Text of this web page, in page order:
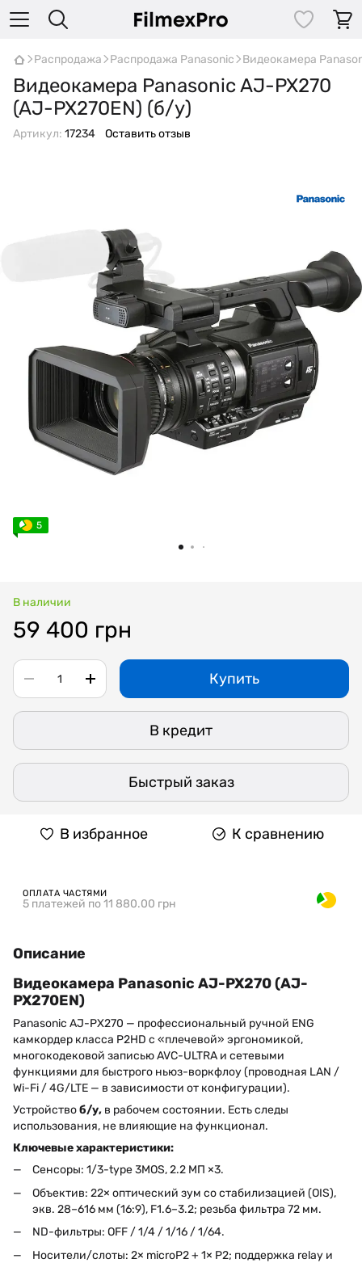
Распродажа Распродажа Panasonic Видеокамера
Видеокамера Panasonic AJ-PX270
(AJ-PX270EN) (б/у)
Артикул: 17234 Оставить отзыв
5
В наличии
59 400 грн
Купить
В кредит
Быстрый заказ
В избранное К сравнению
ОПЛАТА ЧАСТЯМИ
5 платежей по 11 880.00 грн
Описание
Видеокамера Panasonic AJ-PX270 (AJ-
PX270EN)
Panasonic AJ-PX270 — профессиональный ручной ENG
камкордер класса P2HD с «плечевой» эргономикой,
многокодековой записью AVC-ULTRA и сетевыми
функциями для быстрого ньюз-воркфлоу (проводная LAN /
Wi-Fi / 4G/LTE — в зависимости от конфигурации).
Устройствоб/у, в рабочем состоянии. Есть следы
использования, не влияющие на функционал.
Ключевые характеристики:
Сенсоры: 1/3-type 3MOS, 2.2 МП ×3.
Объектив: 22× оптический зум со стабилизацией (OIS),
экв. 28–616 мм (16:9), F1.6–3.2; резьба фильтра 72 мм.
ND-фильтры: OFF / 1/4 / 1/16 / 1/64.
Носители/слоты: 2× microP2 + 1× P2; поддержка relay и